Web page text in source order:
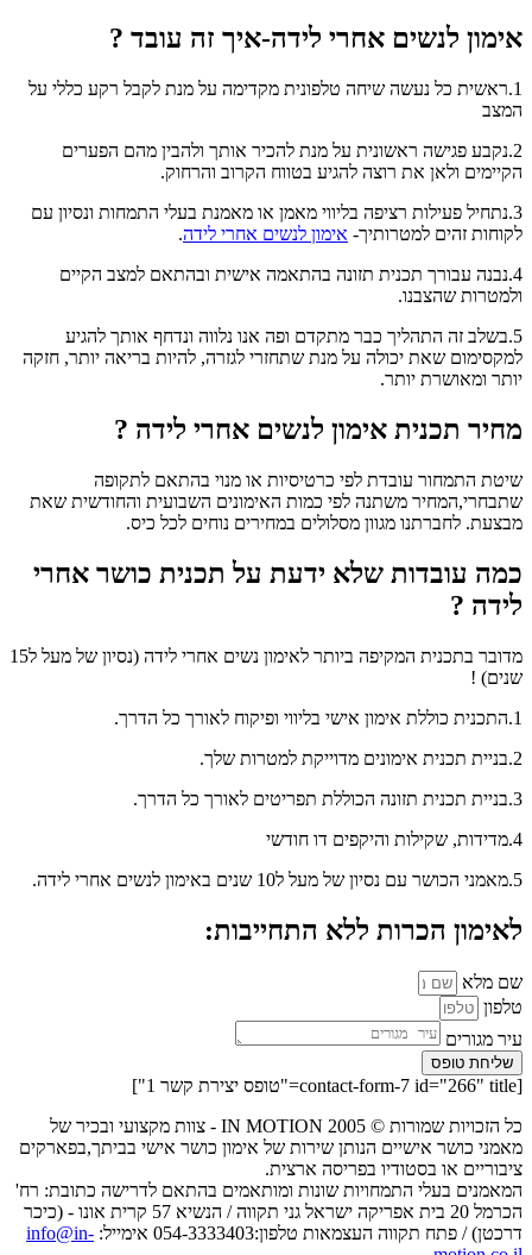
אימון לנשים אחרי לידה-איך זה עובד ?
1.ראשית כל נעשה שיחה טלפונית מקדימה על מנת לקבל רקע כללי על
המצב
2.נקבע פגישה ראשונית על מנת להכיר אותך ולהבין מהם הפערים
הקיימים ולאן את רוצה להגיע בטווח הקרוב והרחוק.
3.נתחיל פעילות רציפה בליווי מאמן או מאמנת בעלי התמחות ונסיון עם
לקוחות זהים למטרותיך- אימון לנשים אחרי לידה.
4.נבנה עבורך תכנית תזונה בהתאמה אישית ובהתאם למצב הקיים
ולמטרות שהצבנו.
5.בשלב זה התהליך כבר מתקדם ופה אנו נלווה ונדחף אותך להגיע
למקסימום שאת יכולה על מנת שתחזרי לגזרה, להיות בריאה יותר, חזקה
יותר ומאושרת יותר.
מחיר תכנית אימון לנשים אחרי לידה ?
שיטת התמחור עובדת לפי כרטיסיות או מנוי בהתאם לתקופה
שתבחרי,המחיר משתנה לפי כמות האימונים השבועית והחודשית שאת
מבצעת. לחברתנו מגוון מסלולים במחירים נוחים לכל כיס.
כמה עובדות שלא ידעת על תכנית כושר אחרי
לידה ?
מדובר בתכנית המקיפה ביותר לאימון נשים אחרי לידה (נסיון של מעל ל15
שנים) !
1.התכנית כוללת אימון אישי בליווי ופיקוח לאורך כל הדרך.
2.בניית תכנית אימונים מדוייקת למטרות שלך.
3.בניית תכנית תזונה הכוללת תפריטים לאורך כל הדרך.
4.מדידות, שקילות והיקפים דו חודשי
5.מאמני הכושר עם נסיון של מעל ל10 שנים באימון לנשים אחרי לידה.
לאימון הכרות ללא התחייבות:
שם מלא
טלפון
עיר מגורים
שליחת טופס
[contact-form-7 id="266" title="טופס יצירת קשר 1"]
כל הזכויות שמורות © IN MOTION 2005 - צוות מקצועי ובכיר של
מאמני כושר אישיים הנותן שירות של אימון כושר אישי בביתך,בפארקים
ציבוריים או בסטודיו בפריסה ארצית.
המאמנים בעלי התמחויות שונות ומותאמים בהתאם לדרישה כתובת: רח'
הכרמל 20 בית אפריקה ישראל גני תקווה / הנשיא 57 קרית אונו - (כיכר
דרכטן) / פתח תקווה העצמאות טלפון:054-3333403 אימייל:
info@in-